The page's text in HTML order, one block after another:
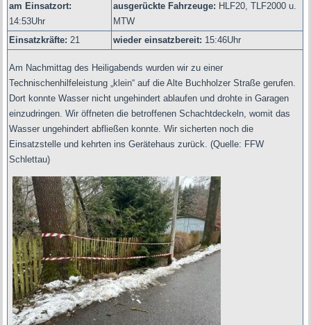
am Einsatzort:
14:53Uhr
ausgerückte Fahrzeuge: HLF20, TLF2000 u.
MTW
Einsatzkräfte:21 wieder einsatzbereit: 15:46Uhr
Am Nachmittag des Heiligabends wurden wir zu einer
Technischenhilfeleistung „klein“ auf die Alte Buchholzer Straße gerufen.
Dort konnte Wasser nicht ungehindert ablaufen und drohte in Garagen
einzudringen. Wir öffneten die betroffenen Schachtdeckeln, womit das
Wasser ungehindert abfließen konnte. Wir sicherten noch die
Einsatzstelle und kehrten ins Gerätehaus zurück.(Quelle: FFW
Schlettau)